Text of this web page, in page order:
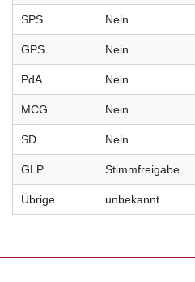
SPS Nein
GPS Nein
PdA Nein
MCG Nein
SD Nein
GLP Stimmfreigabe
Übrige unbekannt